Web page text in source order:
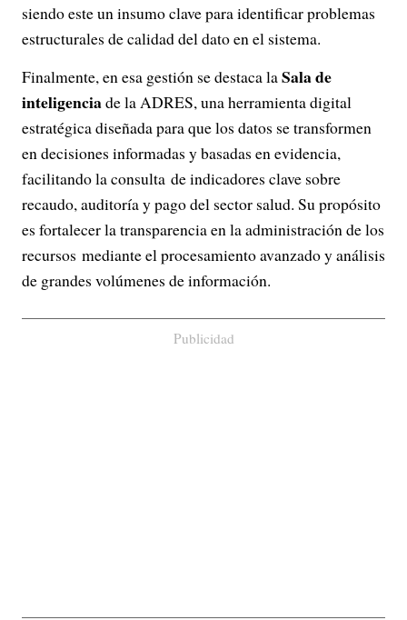
siendo este un insumo clave para identificar problemas
estructurales de calidad del dato en el sistema.
Finalmente, en esa gestión se destaca laSala de
inteligenciade la ADRES, una herramienta digital
estratégica diseñada para que los datos se transformen
en decisiones informadas y basadas en evidencia,
facilitando la consulta de indicadores clave sobre
recaudo, auditoría y pago del sector salud. Su propósito
es fortalecer la transparencia en la administración de los
recursos mediante el procesamiento avanzado y análisis
de grandes volúmenes de información.
Publicidad